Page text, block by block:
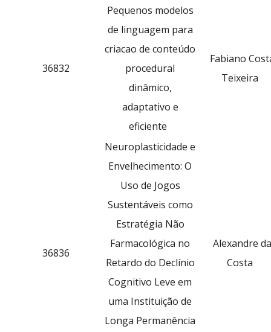
36832
Pequenos modelos
de linguagem para
criacao de conteúdo
procedural
dinâmico,
adaptativo e
eficiente
Fabiano
Teixeira
36836
Neuroplasticidade e
Envelhecimento: O
Uso de Jogos
Sustentáveis como
Estratégia Não
Farmacológica no
Retardo do Declínio
Cognitivo Leve em
uma Instituição de
Longa Permanência
Alexandre da
Costa